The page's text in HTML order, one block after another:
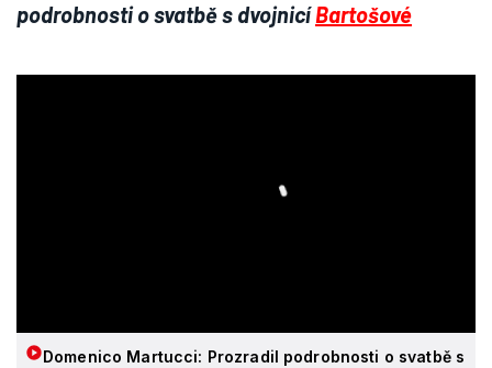
podrobnosti o svatbě s dvojnicíBartošové
Domenico Martucci: Prozradil podrobnosti o svatbě s